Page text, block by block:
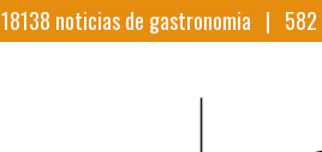
18138 noticias de gastronomia | 582